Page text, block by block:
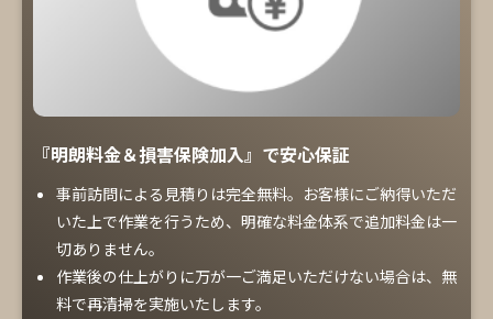
『明朗料金＆損害保険加入』で安心保証
事前訪問による見積りは完全無料。お客様にご納得いただ
いた上で作業を行うため、明確な料金体系で追加料金は一
切ありません。
作業後の仕上がりに万が一ご満足いただけない場合は、無
料で再清掃を実施いたします。